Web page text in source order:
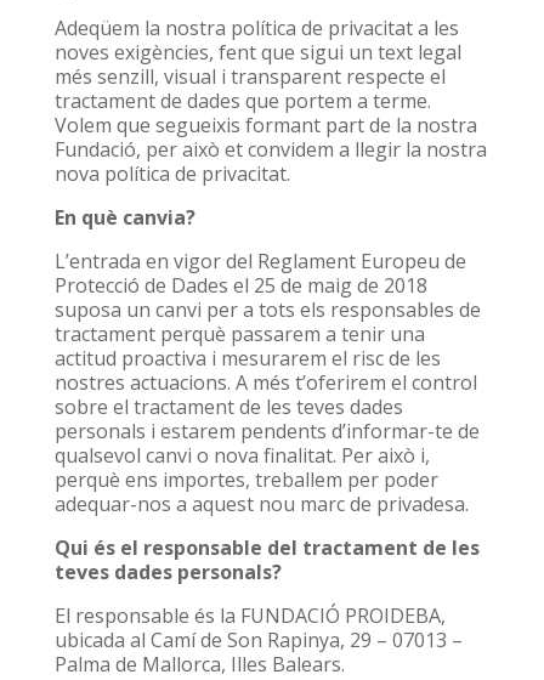
Adeqüem la nostra política de privacitat a les
noves exigències, fent que sigui un text legal
més senzill, visual i transparent respecte el
tractament de dades que portem a terme.
Volem que segueixis formant part de la nostra
Fundació, per això et convidem a llegir la nostra
nova política de privacitat.
En què canvia?
L’entrada en vigor del Reglament Europeu de
Protecció de Dades el 25 de maig de 2018
suposa un canvi per a tots els responsables de
tractament perquè passarem a tenir una
actitud proactiva i mesurarem el risc de les
nostres actuacions. A més t’oferirem el control
sobre el tractament de les teves dades
personals i estarem pendents d’informar-te de
qualsevol canvi o nova finalitat. Per això i,
perquè ens importes, treballem per poder
adequar-nos a aquest nou marc de privadesa.
Qui és el responsable del tractament de les
teves dades personals?
El responsable és la FUNDACIÓ PROIDEBA,
ubicada al Camí de Son Rapinya, 29 – 07013 –
Palma de Mallorca, Illes Balears.